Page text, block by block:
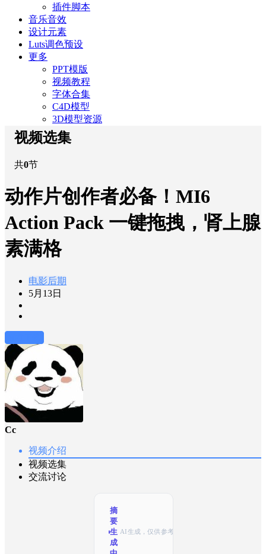
插件脚本
音乐音效
设计元素
Luts调色预设
更多
PPT模版
视频教程
字体合集
C4D模型
3D模型资源
视频选集
共0节
动作片创作者必备！MI6
Action Pack 一键拖拽，肾上腺
素满格
电影后期
5月13日
Cc
视频介绍
视频选集
交流讨论
摘
要
已
生
AI生成，仅供参考